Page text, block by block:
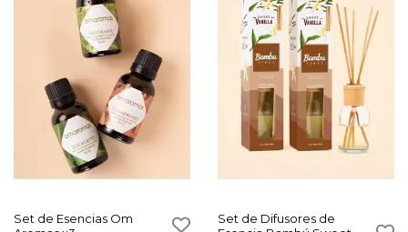
Set de Esencias Om
Set de Difusores de